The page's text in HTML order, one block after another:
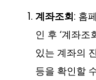
계좌조회: 홈
인 후 ‘계좌조
있는 계좌의
등을 확인할